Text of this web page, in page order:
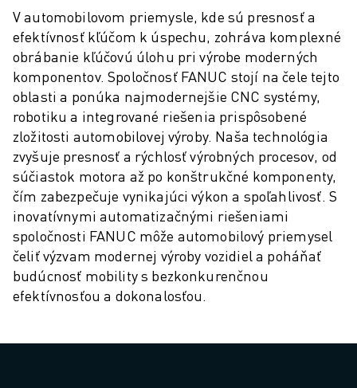
ELEKTRICKÉ VSTREKOVACIE STROJE ROBOSHOT
ROBOSHOT TECHNICKÉ VYBAVENIE
ROBOSHOT SOFTVÉR
ROBOSHOT UDRŽATEĽNOSŤ
BALÍK ROBOSHOT A ROBOT
PREVENTÍVNA ÚDRŽBA ROBOSHOT
CELKOVÉ NÁKLADY NA ROBOSHOT
STROJE NA ELEKTROEROZÍVNE OBRÁBANIE DRÔTOM
ROBOCUT ELEKTROEROZÍVNE OBRÁBANIE DRÔTOM
ROBOCUT TECHNICKÉ VYBAVENIE
ROBOCUT SOFTVÉR
PREVENTÍVNA ÚDRŽBA ROBOCUT
UDRŽATEĽNOSŤ ROBOCUT
RIEŠENIA IIOT
INTELIGENTNÉ TOVÁRENSKÉ RIEŠENIA
V automobilovom priemysle, kde sú presnosť a
efektívnosť kľúčom k úspechu, zohráva komplexné
obrábanie kľúčovú úlohu pri výrobe moderných
komponentov. Spoločnosť FANUC stojí na čele tejto
oblasti a ponúka najmodernejšie CNC systémy,
robotiku a integrované riešenia prispôsobené
zložitosti automobilovej výroby. Naša technológia
zvyšuje presnosť a rýchlosť výrobných procesov, od
súčiastok motora až po konštrukčné komponenty,
čím zabezpečuje vynikajúci výkon a spoľahlivosť. S
inovatívnymi automatizačnými riešeniami
spoločnosti FANUC môže automobilový priemysel
čeliť výzvam modernej výroby vozidiel a poháňať
budúcnosť mobility s bezkonkurenčnou
efektívnosťou a dokonalosťou.